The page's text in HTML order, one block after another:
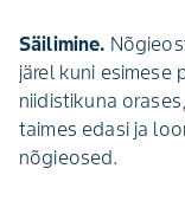
Säilimine.
järel kuni esimese
niidistikuna
taimes edasi ja
nõgieosed.